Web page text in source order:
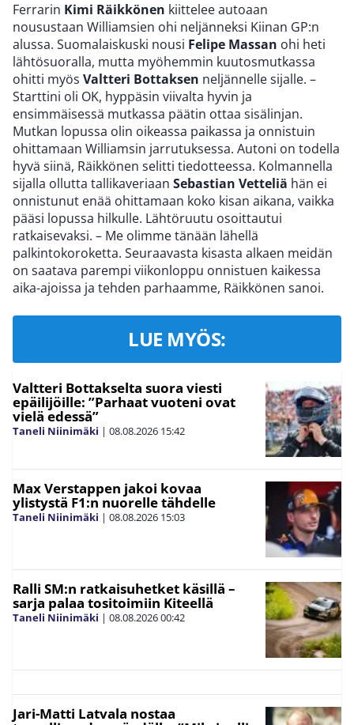
Ferrarin Kimi Räikkönen kiittelee autoaan
nousustaan Williamsien ohi neljänneksi Kiinan GP:n
alussa. Suomalaiskuski nousi Felipe Massan ohi heti
lähtösuoralla, mutta myöhemmin kuutosmutkassa
ohitti myös Valtteri Bottaksen neljännelle sijalle. –
Starttini oli OK, hyppäsin viivalta hyvin ja
ensimmäisessä mutkassa päätin ottaa sisälinjan.
Mutkan lopussa olin oikeassa paikassa ja onnistuin
ohittamaan Williamsin jarrutuksessa. Autoni on todella
hyvä siinä, Räikkönen selitti tiedotteessa. Kolmannella
sijalla ollutta tallikaveriaan Sebastian Vetteliä hän ei
onnistunut enää ohittamaan koko kisan aikana, vaikka
pääsi lopussa hilkulle. Lähtöruutu osoittautui
ratkaisevaksi. – Me olimme tänään lähellä
palkintokoroketta. Seuraavasta kisasta alkaen meidän
on saatava parempi viikonloppu onnistuen kaikessa
aika-ajoissa ja tehden parhaamme, Räikkönen sanoi.
LUE MYÖS:
Valtteri Bottakselta suora viesti
epäilijöille: ”Parhaat vuoteni ovat
vielä edessä”
Taneli Niinimäki | 08.08.2026 15:42
Max Verstappen jakoi kovaa
ylistystä F1:n nuorelle tähdelle
Taneli Niinimäki | 08.08.2026 15:03
Ralli SM:n ratkaisuhetket käsillä –
sarja palaa tositoimiin Kiteellä
Taneli Niinimäki | 08.08.202600:42
Jari-Matti Latvala nostaa